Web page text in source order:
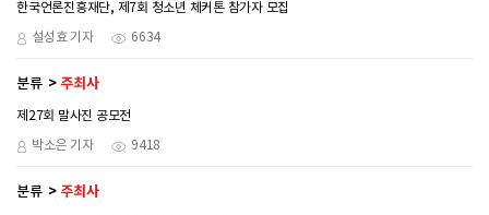
한국언론진흥재단, 제7회 청소년 체커톤 참가자 모집
설성효 기자 6634
분류 주최사
제27회 말사진 공모전
박소은 기자 9418
분류 주최사